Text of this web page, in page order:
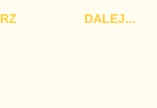
dotyczącą
DALEJ...